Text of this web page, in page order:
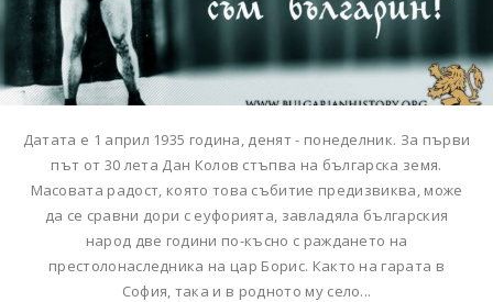
Датата е 1 април 1935 година, денят - понеделник. За първи
път от 30 лета Дан Колов стъпва на българска земя.
Масовата радост, която това събитие предизвиква, може
да се сравни дори с еуфорията, завладяла българския
народ две години по-късно с раждането на
престолонаследника на цар Борис. Както на гарата в
София, така и в родното му село...